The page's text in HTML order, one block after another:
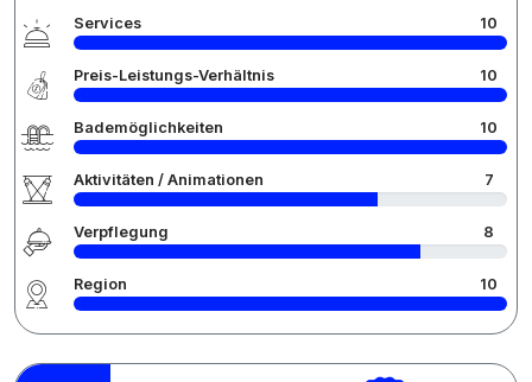
Services 10
Preis-Leistungs-Verhältnis 10
Bademöglichkeiten 10
Aktivitäten / Animationen 7
Verpflegung 8
Region 10